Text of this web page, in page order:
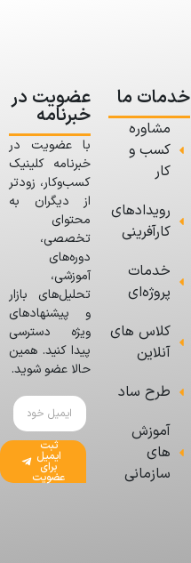
خدمات ما
مشاوره
کسب و
کار
رویدادهای
کارآفرینی
خدمات
پروژه‌ای
کلاس های
آنلاین
طرح ساد
آموزش
های
سازمانی
عضویت در
خبرنامه
با عضویت در
خبرنامه کلینیک
کسب‌وکار، زودتر
از دیگران به
محتوای
تخصصی،
دوره‌های
آموزشی،
تحلیل‌های بازار
و پیشنهادهای
ویژه دسترسی
پیدا کنید. همین
حالا عضو شوید.
ثبت
ایمیل
برای
عضویت